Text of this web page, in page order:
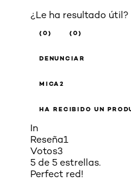
¿Le ha resultado útil?
(0) (0)
DENUNCIAR
MICA2
HA RECIBIDO UN
In
Reseña1
Votos3
5 de 5 estrellas.
Perfect red!